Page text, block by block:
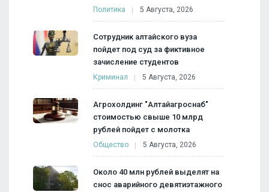
Политика 5 Августа, 2026
Сотрудник алтайского вуза
пойдет под суд за фиктивное
зачисление студентов
Криминал 5 Августа, 2026
Агрохолдинг "Алтайагроснаб"
стоимостью свыше 10 млрд
рублей пойдет с молотка
Общество 5 Августа, 2026
Около 40 млн рублей выделят на
снос аварийного девятиэтажного